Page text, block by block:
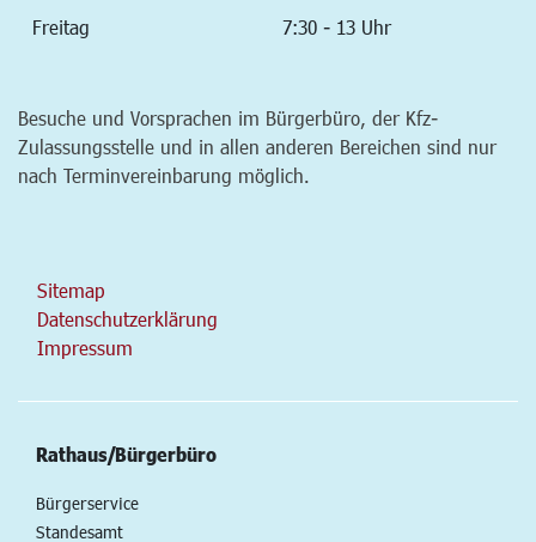
Freitag 7:30 - 13 Uhr
Besuche und Vorsprachen im Bürgerbüro, der Kfz-
Zulassungsstelle und in allen anderen Bereichen sind nur
nach Terminvereinbarung möglich.
Sitemap
Datenschutzerklärung
Impressum
Rathaus/Bürgerbüro
Bürgerservice
Standesamt